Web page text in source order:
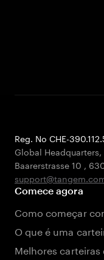
Reg. No CHE-
Global Headquarters,
Baarerstrasse 10 ,
Comece agora
Como começar
O que é uma
Melhores